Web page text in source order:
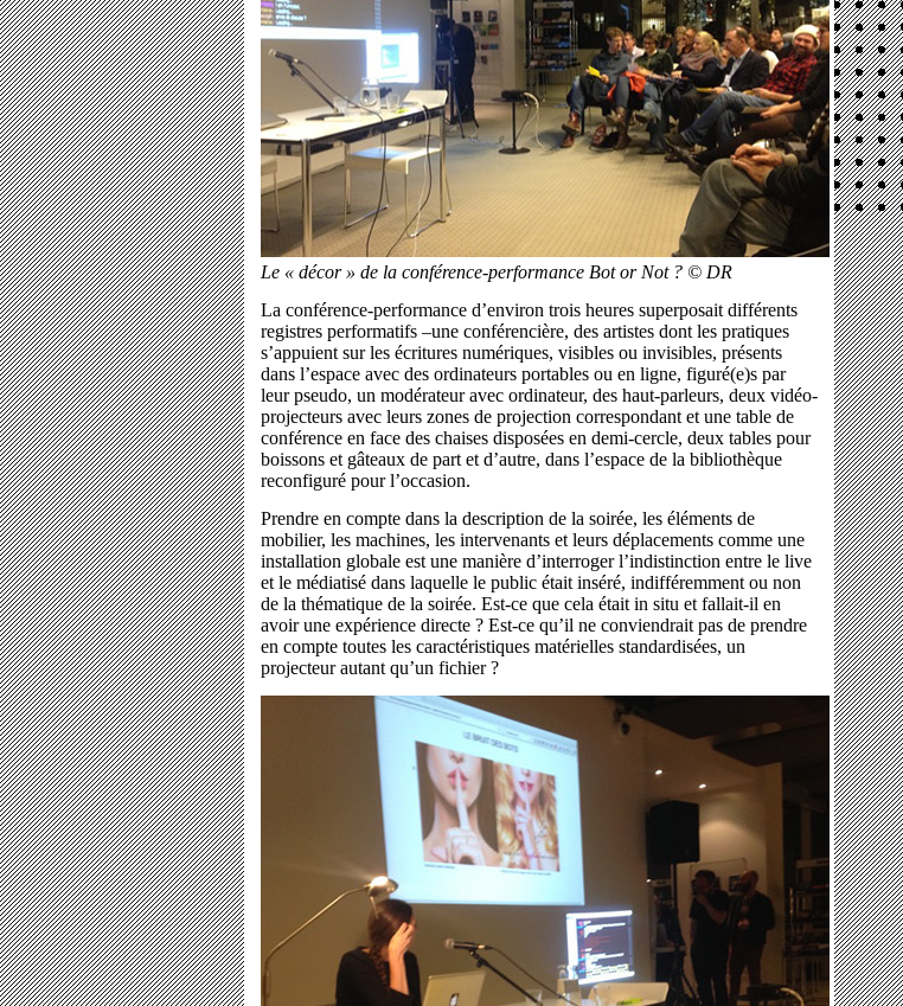
Le « décor » de la conférence-performance Bot or Not ? © DR
La conférence-performance d’environ trois heures superposait différents
registres performatifs –une conférencière, des artistes dont les pratiques
s’appuient sur les écritures numériques, visibles ou invisibles, présents
dans l’espace avec des ordinateurs portables ou en ligne, figuré(e)s par
leur pseudo, un modérateur avec ordinateur, des haut-parleurs, deux vidéo-
projecteurs avec leurs zones de projection correspondant et une table de
conférence en face des chaises disposées en demi-cercle, deux tables pour
boissons et gâteaux de part et d’autre, dans l’espace de la bibliothèque
reconfiguré pour l’occasion.
Prendre en compte dans la description de la soirée, les éléments de
mobilier, les machines, les intervenants et leurs déplacements comme une
installation globale est une manière d’interroger l’indistinction entre le live
et le médiatisé dans laquelle le public était inséré, indifféremment ou non
de la thématique de la soirée. Est-ce que cela était in situ et fallait-il en
avoir une expérience directe ? Est-ce qu’il ne conviendrait pas de prendre
en compte toutes les caractéristiques matérielles standardisées, un
projecteur autant qu’un fichier ?